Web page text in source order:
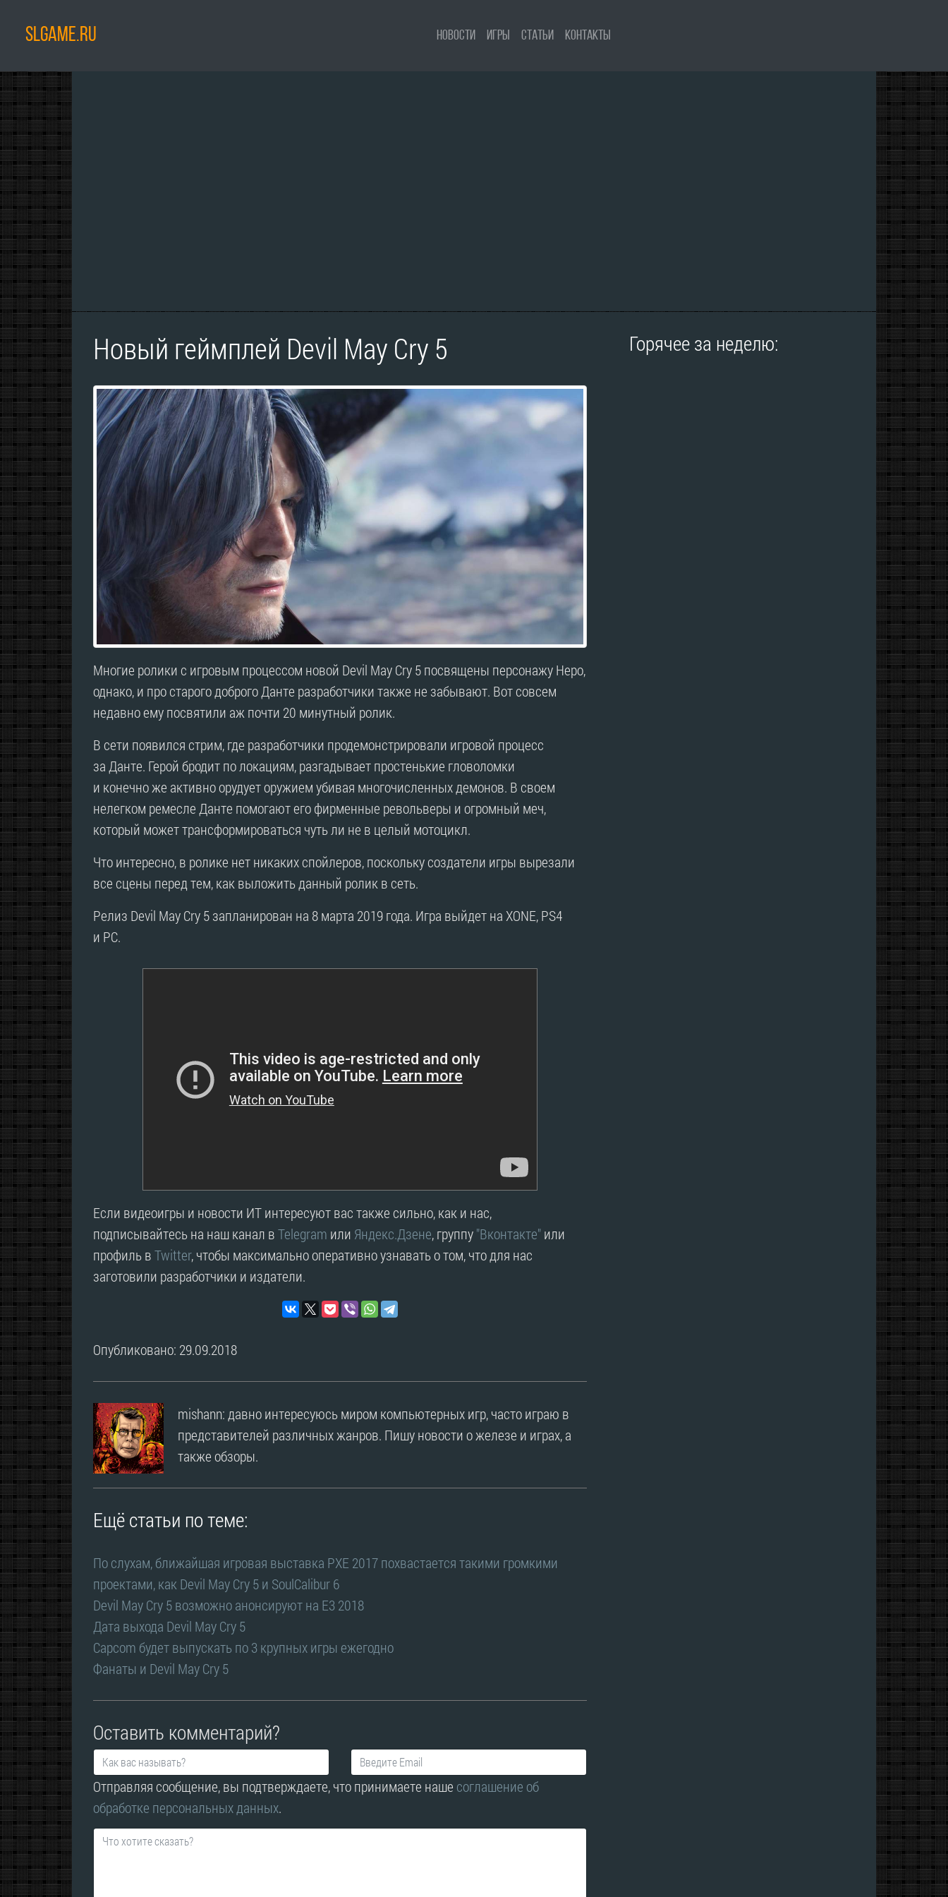
SLGAME.RU Новости Игры Статьи Контакты
Новый геймплей Devil May Cry 5
Многие ролики с игровым процессом новой Devil May Cry 5 посвящены персонажу Неро,
однако, и про старого доброго Данте разработчики также не забывают. Вот совсем
недавно ему посвятили аж почти 20 минутный ролик.
В сети появился стрим, где разработчики продемонстрировали игровой процесс
за Данте. Герой бродит по локациям, разгадывает простенькие гловоломки
и конечно же активно орудует оружием убивая многочисленных демонов. В своем
нелегком ремесле Данте помогают его фирменные револьверы и огромный меч,
который может трансформироваться чуть ли не в целый мотоцикл.
Что интересно, в ролике нет никаких спойлеров, поскольку создатели игры вырезали
все сцены перед тем, как выложить данный ролик в сеть.
Релиз Devil May Cry 5 запланирован на 8 марта 2019 года. Игра выйдет на XONE, PS4
и PC.
Если видеоигры и новости ИТ интересуют вас также сильно, как и нас,
подписывайтесь на наш канал вTelegram или Яндекс.Дзене, группу"Вконтакте"или
профиль вTwitter, чтобы максимально оперативно узнавать о том, что для нас
заготовили разработчики и издатели.
Опубликовано: 29.09.2018
mishann: давно интересуюсь миром компьютерных игр, часто играю в
представителей различных жанров. Пишу новости о железе и играх, а
также обзоры.
Ещё статьи по теме:
По слухам, ближайшая игровая выставка PXE 2017 похвастается такими громкими
проектами, как Devil May Cry 5 и SoulCalibur 6
Devil May Cry 5 возможно анонсируют на E3 2018
Дата выхода Devil May Cry 5
Capcom будет выпускать по 3 крупных игры ежегодно
Фанаты и Devil May Cry 5
Оставить комментарий?
Отправляя сообщение, вы подтверждаете, что принимаете наше соглашение об
обработке персональных данных.
Горячее за неделю: